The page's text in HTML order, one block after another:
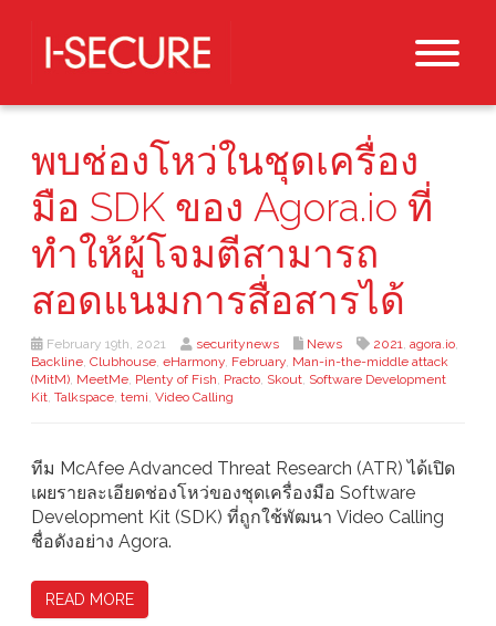
พบช่องโหว่ในชุดเครื่อง
มือ SDK ของ Agora.io ที่
ทำให้ผู้โจมตีสามารถ
สอดแนมการสื่อสารได้
February 19th, 2021 securitynews News 2021, agora.io,
Backline, Clubhouse, eHarmony, February, Man-in-the-middle attack
(MitM), MeetMe, Plenty of Fish, Practo, Skout, Software Development
Kit, Talkspace, temi, Video Calling
ทีม McAfee Advanced Threat Research (ATR) ได้เปิด
เผยรายละเอียดช่องโหว่ของชุดเครื่องมือ Software
Development Kit (SDK) ที่ถูกใช้พัฒนา Video Calling
ชื่อดังอย่าง Agora.
READ MORE